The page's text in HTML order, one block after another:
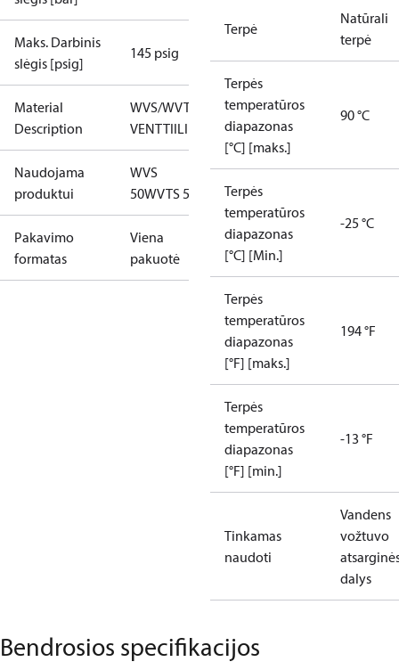
Maks. Darbinis
slėgis [psig]
145 psig
Material
Description
WVS/WVTS50
VENTTIILIRUNKO
Naudojama
produktui
WVS
50WVTS 50
Pakavimo
formatas
Viena
pakuotė
Terpė
Natūrali
terpė
Terpės
temperatūros
diapazonas
[°C] [maks.]
90 °C
Terpės
temperatūros
diapazonas
[°C] [Min.]
-25 °C
Terpės
temperatūros
diapazonas
[°F] [maks.]
194 °F
Terpės
temperatūros
diapazonas
[°F] [min.]
-13 °F
Tinkamas
naudoti
Vandens
vožtuvo
dalys
Bendrosios specifikacijos